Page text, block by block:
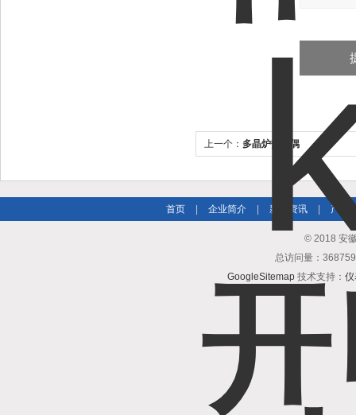
上一个： 多晶炉热电偶
首页 企业简介 新闻资讯 产品
© 2018 安
总访问量：
GoogleSitemap技术支持： 仪